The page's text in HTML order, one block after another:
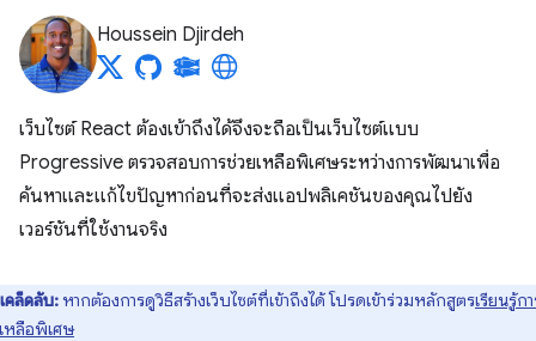
Houssein Djirdeh
เว็บไซต์ React ต้องเข้าถึงได้จึงจะถือเป็นเว็บไซต์แบบ
Progressive ตรวจสอบการช่วยเหลือพิเศษระหว่างการพัฒนาเพื่อ
ค้นหาและแก้ไขปัญหาก่อนที่จะส่งแอปพลิเคชันของคุณไปยัง
เวอร์ชันที่ใช้งานจริง
เคล็ดลับ: หากต้องการดูวิธีสร้างเว็บไซต์ที่เข้าถึงได้ โปรดเข้าร่วมหลักสูตรเรียนรู้ก
หลือพิเศษ